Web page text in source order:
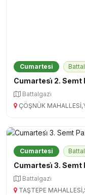
Cumartesi
Cumartesi̇ 2. Semt
Battalgazi̇
ÇÖŞNÜK
Cumartesi
Cumartesi̇ 3. Semt
Battalgazi̇
TAŞTEPE